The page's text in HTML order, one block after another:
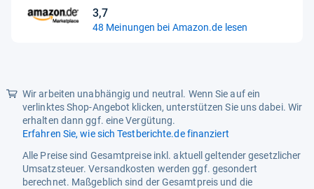
Lampentyp
Temperaturalarm Nein
Energie
Anschlusswert 80 W
Energieeffizienzklasse E
Energieeffizienzskala A bis G
Sternen
3,7
3,7
von
48 Meinungen bei Amazon.de lesen
Wir arbeiten unabhängig und neutral. Wenn Sie auf ein
verlinktes Shop-Angebot klicken, unterstützen Sie uns dabei. Wir
erhalten dann ggf. eine Vergütung.
Erfahren Sie, wie sich Testberichte.de finanziert
Alle Preise sind Gesamtpreise inkl. aktuell geltender gesetzlicher
Umsatzsteuer. Versandkosten werden ggf. gesondert
berechnet. Maßgeblich sind der Gesamtpreis und die